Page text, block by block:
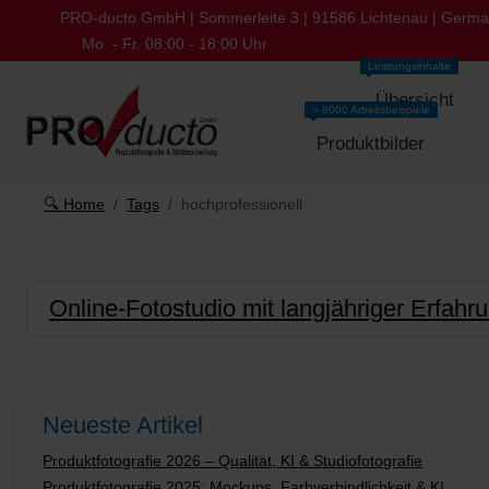
PRO-ducto GmbH | Sommerleite 3 | 91586 Lichtenau |
Mo. - Fr. 08:00 - 18:00 Uhr
Übersicht
Leistungsinhalte
Produktbilder
> 8000 Arbeitsbeispiele
🔍 Home Tags hochprofessionell
Online-Fotostudio mit langjähriger
Neueste Artikel
Produktfotografie 2026 – Qualität, KI & Studiofotografie